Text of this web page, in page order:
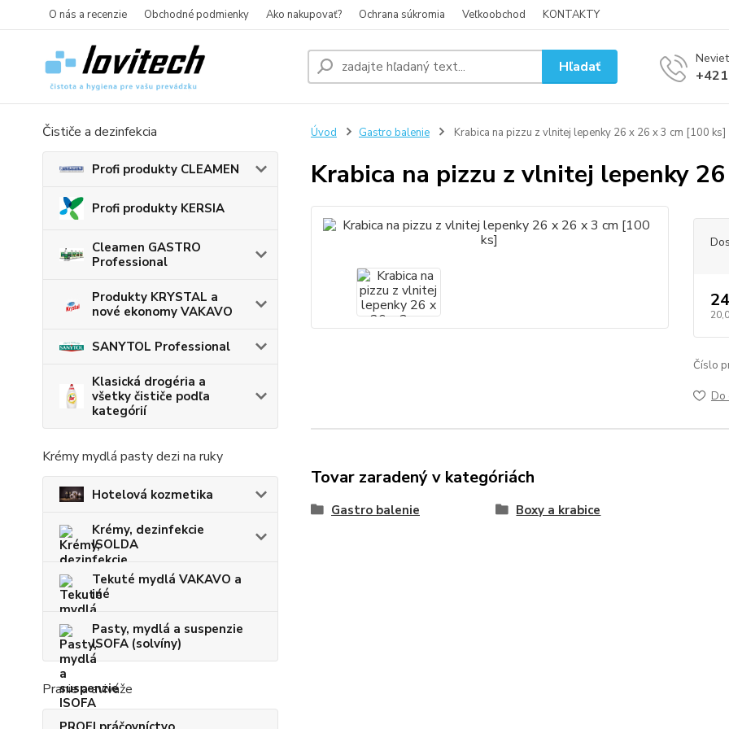
O nás a recenzie Obchodné podmienky Ako nakupovať? Ochrana súkromia Veľkoobchod KONTAKTY
Hľadať
Čističe a dezinfekcia
Profi produkty CLEAMEN
Profi produkty KERSIA
Cleamen GASTRO
Professional
Produkty KRYSTAL a
nové ekonomy VAKAVO
SANYTOL Professional
Klasická drogéria a
všetky čističe podľa
kategórií
Krémy mydlá pasty dezi na ruky
Hotelová kozmetika
Krémy, dezinfekcie
ISOLDA
Tekuté mydlá VAKAVO a
iné
Pasty, mydlá a suspenzie
ISOFA (solvíny)
Pranie a aviváže
Úvod Gastro balenie Krabica na pizzu z vlnitej lepenky 26 x 26 x 3 cm [100 ks]
Krabica na pizzu z vlnitej lepenky
Číslo
Do
Tovar zaradený v kategóriách
Gastro balenie Boxy a krabice